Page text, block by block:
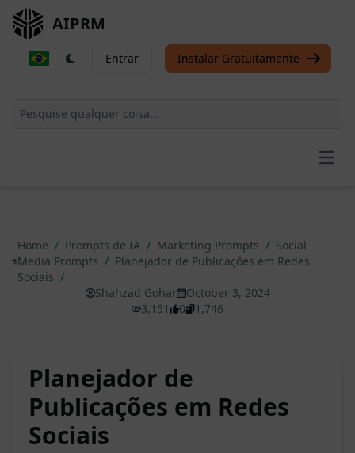
AIPRM
Entrar Instalar Gratuitamente
Home / Prompts de IA / Marketing Prompts / Social
Media Prompts / Planejador de Publicações em Redes
Sociais /
Shahzad Gohar
October 3, 2024
3,151
0 1,746
Planejador de
Publicações em Redes
Sociais